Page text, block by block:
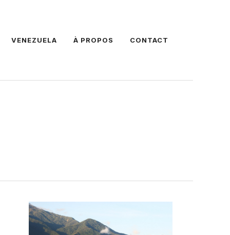
VENEZUELA À PROPOS CONTACT